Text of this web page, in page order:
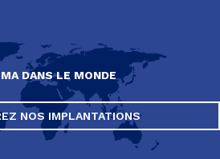
DANS LE MONDE
NOS IMPLANTATIONS